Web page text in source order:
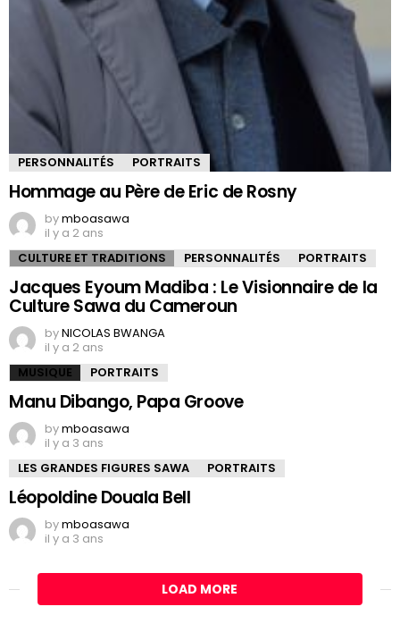
PERSONNALITÉS PORTRAITS
Hommage au Père de Eric de Rosny
bymboasawa
il y a 2 ans
CULTURE ET TRADITIONS
PERSONNALITÉS PORTRAITS
Jacques Eyoum Madiba : Le Visionnaire de la
Culture Sawa du Cameroun
byNICOLAS BWANGA
il y a 2 ans
MUSIQUE
PORTRAITS
Manu Dibango, Papa Groove
bymboasawa
il y a 3 ans
LES GRANDES FIGURES SAWA
PORTRAITS
Léopoldine Douala Bell
bymboasawa
il y a 3 ans
LOAD MORE